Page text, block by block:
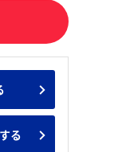
ーン人気企業ランキ
一覧
る